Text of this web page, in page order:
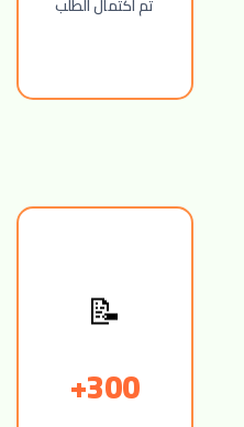
📝
300+